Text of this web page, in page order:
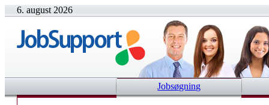
6. august 2026
Jobsøgning